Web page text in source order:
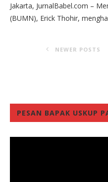
Jakarta, JurnalBabel.com –
(BUMN), Erick Thohir,
NEWER POSTS
PESAN BAPAK USKUP